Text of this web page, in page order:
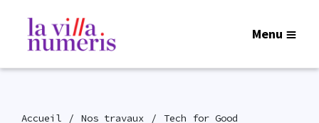
Menu
Accueil Nos travaux Tech for Good